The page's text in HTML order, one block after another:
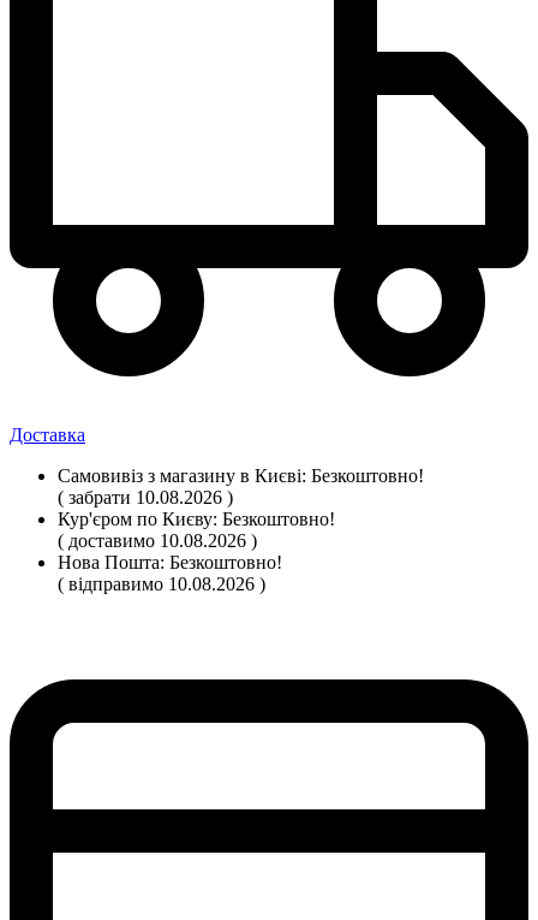
Доставка
Самовивіз з магазину в Києві: Безкоштовно!
( забрати 10.08.2026 )
Кур'єром по Києву: Безкоштовно!
( доставимо 10.08.2026 )
Нова Пошта: Безкоштовно!
( відправимо 10.08.2026 )